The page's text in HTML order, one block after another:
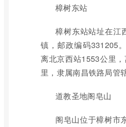
樟树东站
樟树东站站址在江
镇，邮政编码331205
离北京西站1553公里
里，隶属南昌铁路局管辖
道教圣地阁皂山
阁皂山位于樟树市